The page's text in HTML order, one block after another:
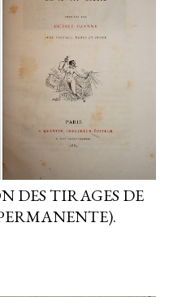
DES TIRAGES DE